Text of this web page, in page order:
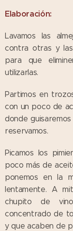
Elaboración:
Lavamos las
contra otras y
para que
utilizarlas.
Partimos en
con un poco de
donde
reservamos.
Picamos los
poco más de
ponemos en la
lentamente. A
chupito de
concentrado de
y que acaben de